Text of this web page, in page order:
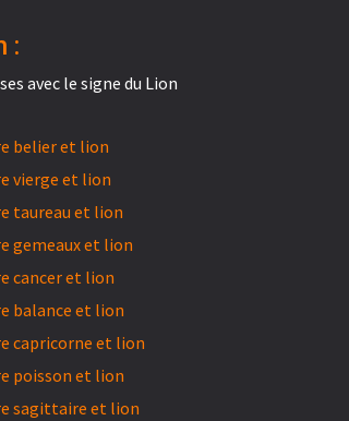
:
avec le signe du Lion
belier et lion
vierge et lion
taureau et lion
gemeaux et lion
cancer et lion
balance et lion
capricorne et lion
poisson et lion
sagittaire et lion